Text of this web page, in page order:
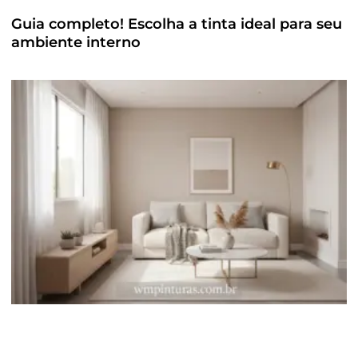
Guia completo! Escolha a tinta ideal para seu
ambiente interno